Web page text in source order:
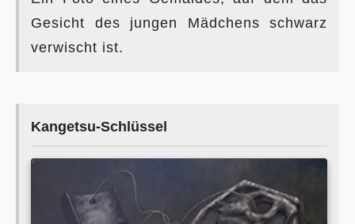
Gesicht des jungen Mädchens schwarz
verwischt ist.
Kangetsu-Schlüssel